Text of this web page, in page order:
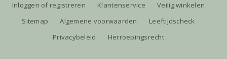
Inloggen of registreren Klantenservice
Veilig winkelen
Sitemap
Algemene voorwaarden
Leeftijdscheck
Privacybeleid
Herroepingsrecht